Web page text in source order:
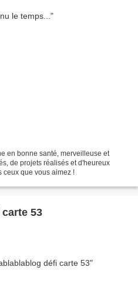
en bonne santé, merveilleuse et
de projets réalisés et d'heureux
ceux que vous aimez !
53